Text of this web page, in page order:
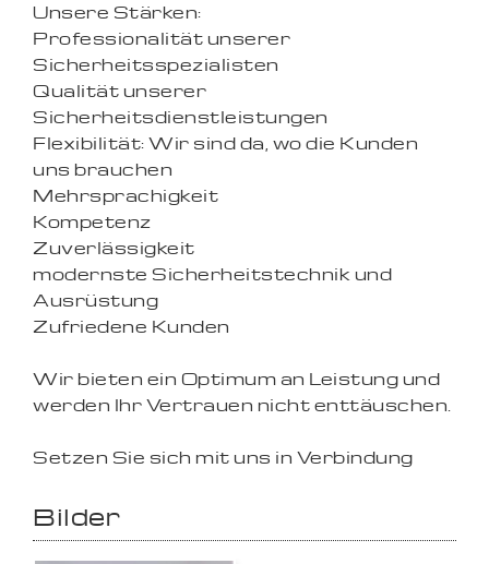
Unsere Stärken:
Professionalität unserer
Sicherheitsspezialisten
Qualität unserer
Sicherheitsdienstleistungen
Flexibilität: Wir sind da, wo die Kunden
uns brauchen
Mehrsprachigkeit
Kompetenz
Zuverlässigkeit
modernste Sicherheitstechnik und
Ausrüstung
Zufriedene Kunden
Wir bieten ein Optimum an Leistung und
werden Ihr Vertrauen nicht enttäuschen.
Setzen Sie sich mit uns in Verbindung
Bilder